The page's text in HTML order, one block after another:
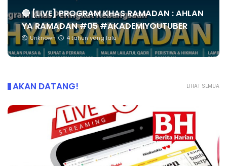
🔴 [LIVE] PROGRAM KHAS RAMADAN : AHLAN
YA RAMADAN #05 #AKADEMIYOUTUBER
Unknown 4 tahun yang lalu
LIHAT SEMUA
AKAN DATANG!